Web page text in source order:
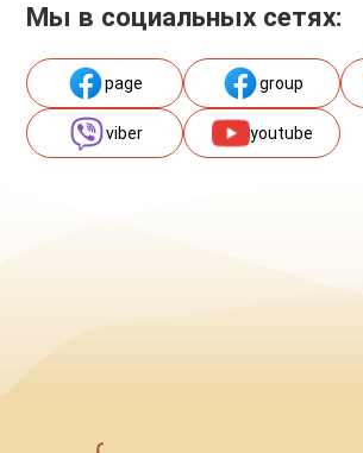
Мы в социальных сетях:
page group
viber youtube